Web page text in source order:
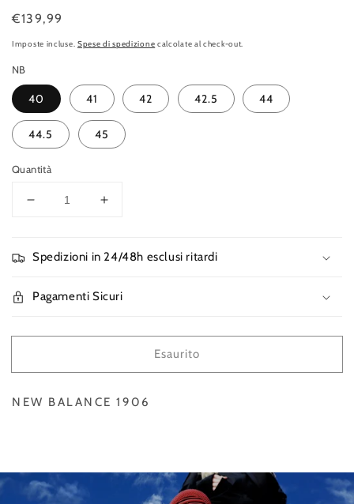
modale
Prezzo
di
€139,99
Imposte incluse. Spese di spedizione calcolate al check-out.
NB
40 41 42 42.5 44
44.5 45
Quantità
Diminuisci
NEW
1906
Aumenta
NEW
1906
Spedizioni in 24/48h esclusi ritardi
Pagamenti Sicuri
Esaurito
NEW BALANCE 1906